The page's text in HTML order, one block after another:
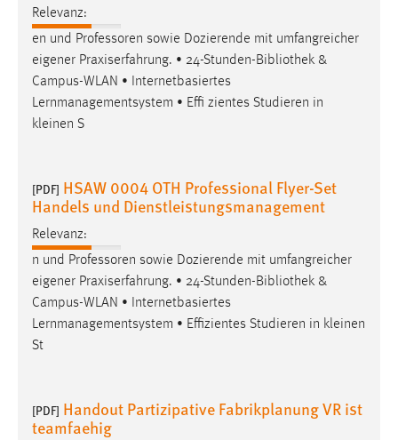
Relevanz:
en und Professoren sowie Dozierende mit umfangreicher
eigener Praxiserfahrung. • 24-Stunden-Bibliothek &
Campus-WLAN • Internetbasiertes
Lernmanagementsystem • Effi zientes Studieren in
kleinen S
[PDF] HSAW 0004 OTH Professional Flyer-Set
Handels und Dienstleistungsmanagement
Relevanz:
n und Professoren sowie Dozierende mit umfangreicher
eigener Praxiserfahrung. • 24-Stunden-Bibliothek &
Campus-WLAN • Internetbasiertes
Lernmanagementsystem • Effizientes Studieren in kleinen
St
[PDF] Handout Partizipative Fabrikplanung VR ist
teamfaehig
EXTERNE MEDIEN
Um Inhalte von Videoplattformen und Social Media
Plattformen anzeigen zu können, werden von diesen
externen Medien Cookies gesetzt.
YouTube